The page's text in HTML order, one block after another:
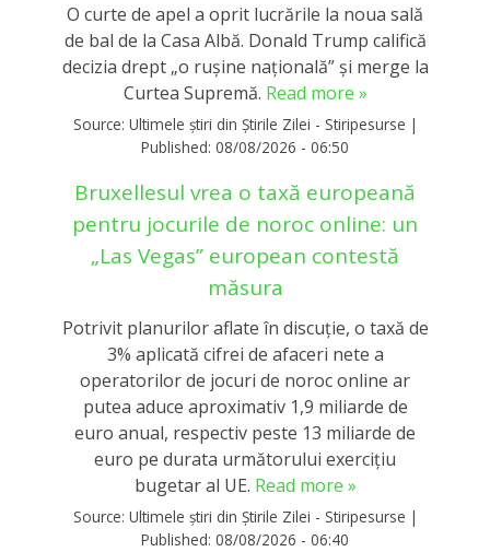
O curte de apel a oprit lucrările la noua sală
de bal de la Casa Albă. Donald Trump califică
decizia drept „o rușine națională” și merge la
Curtea Supremă. Read more »
Source: Ultimele știri din Știrile Zilei - Stiripesurse |
Published: 08/08/2026 - 06:50
Bruxellesul vrea o taxă europeană
pentru jocurile de noroc online: un
„Las Vegas” european contestă
măsura
Potrivit planurilor aflate în discuție, o taxă de
3% aplicată cifrei de afaceri nete a
operatorilor de jocuri de noroc online ar
putea aduce aproximativ 1,9 miliarde de
euro anual, respectiv peste 13 miliarde de
euro pe durata următorului exercițiu
bugetar al UE. Read more »
Source: Ultimele știri din Știrile Zilei - Stiripesurse |
Published: 08/08/2026 - 06:40